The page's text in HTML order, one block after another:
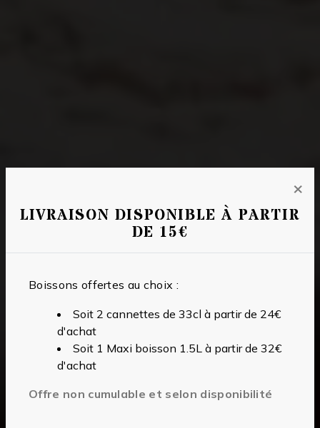
LIVRAISON DISPONIBLE À PARTIR
DE 15€
×
Boissons offertes au choix :
Soit 2 cannettes de 33cl à partir de 24€
d'achat
Soit 1 Maxi boisson 1.5L à partir de 32€
d'achat
Offre non cumulable et selon disponibilité